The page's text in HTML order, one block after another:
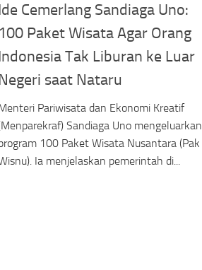
Cemerlang Sandiaga Uno:
100 Paket Wisata Agar Orang
Tak Liburan ke Luar
saat Nataru
Pariwisata dan Ekonomi Kreatif
Sandiaga Uno mengeluarkan
100 Paket Wisata Nusantara (Pak
Ia menjelaskan pemerintah di...